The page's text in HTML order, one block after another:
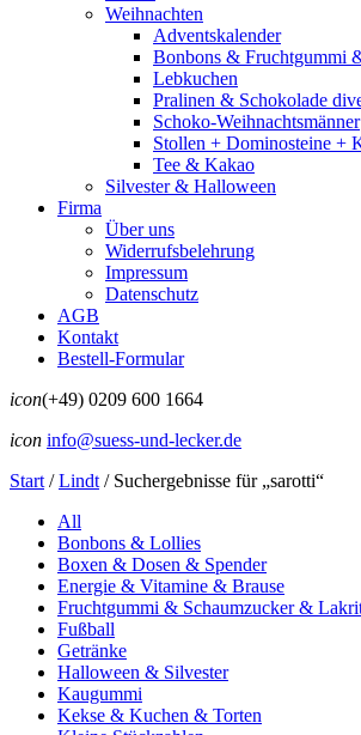
Weihnachten
Adventskalender
Bonbons & Fruchtgummi
Lebkuchen
Pralinen & Schokolade
Schoko-Weihnachtsmänner
Stollen + Dominosteine +
Tee & Kakao
Silvester & Halloween
Firma
Über uns
Widerrufsbelehrung
Impressum
Datenschutz
AGB
Kontakt
Bestell-Formular
icon(+49) 0209 600 1664
icon info@suess-und-lecker.de
Start / Lindt /Suchergebnisse für „sarotti“
All
Bonbons & Lollies
Boxen & Dosen & Spender
Energie & Vitamine & Brause
Fruchtgummi & Schaumzucker &
Fußball
Getränke
Halloween & Silvester
Kaugummi
Kekse & Kuchen & Torten